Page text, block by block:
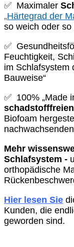
✅ Maximaler
„Härtegrad der
so weich oder
✅
Feuchtigkeit,
im Schlafsystem
Bauweise“
✅ 100% „Made
Biofoam
Mehr
Schlafsystem -
orthopädische
Hier lesen Sie
Kunden, die
geworden sind.